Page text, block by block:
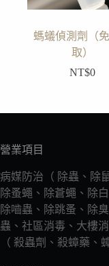
螞蟻偵測劑（
取）
NT$0
營業項目
病媒防治（ 除蟲、除
除蚤蠅、除蒼蠅、除
除嚙蟲、除跳蚤、除
蟲、社區消毒、大樓
（ 殺蟲劑、殺蟑藥、